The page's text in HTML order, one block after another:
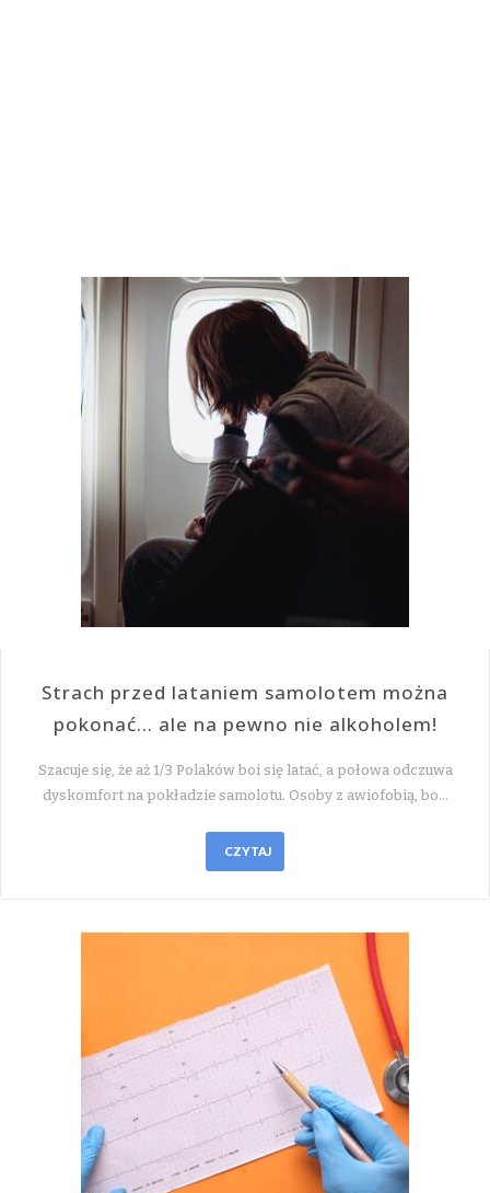
Strach przed lataniem samolotem można
pokonać… ale na pewno nie alkoholem!
Szacuje się, że aż 1/3 Polaków boi się latać, a połowa odczuwa
dyskomfort na pokładzie samolotu. Osoby z awiofobią, bo…
CZYTAJ